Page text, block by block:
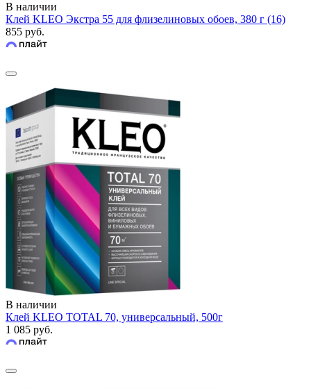
В наличии
Клей KLEO Экстра 55 для флизелиновых обоев, 380 г (16)
855 руб.
В наличии
Клей KLEO TOTAL 70, универсальный, 500г
1 085 руб.